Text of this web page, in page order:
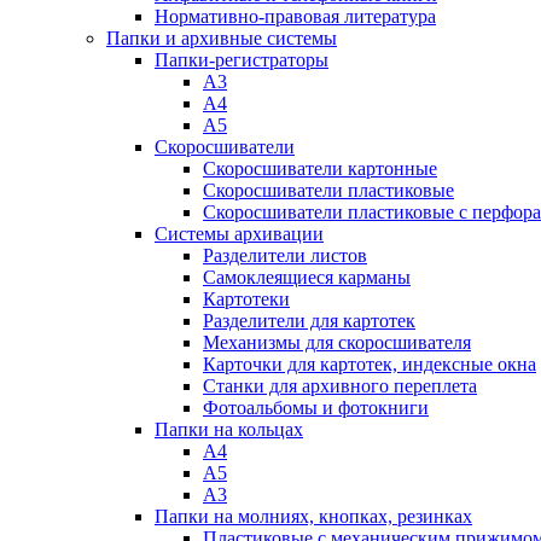
Нормативно-правовая литература
Папки и архивные системы
Папки-регистраторы
А3
А4
А5
Скоросшиватели
Скоросшиватели картонные
Скоросшиватели пластиковые
Скоросшиватели пластиковые с
Системы архивации
Разделители листов
Самоклеящиеся карманы
Картотеки
Разделители для картотек
Механизмы для скоросшивателя
Карточки для картотек, индексные окна
Станки для архивного переплета
Фотоальбомы и фотокниги
Папки на кольцах
А4
А5
А3
Папки на молниях, кнопках, резинках